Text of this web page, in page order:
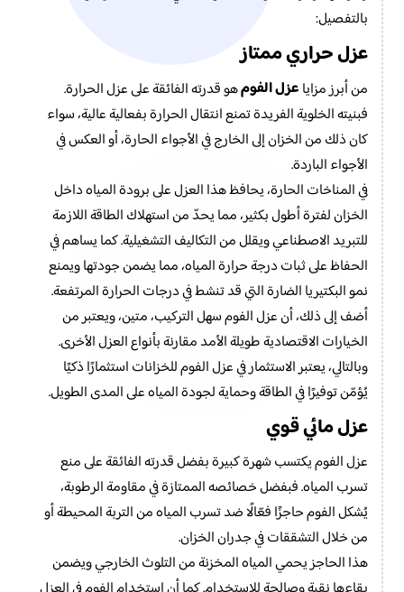
بالتفصيل:
عزل حراري ممتاز
من أبرز مزاياعزل الفومهو قدرته الفائقة على عزل الحرارة.
فبنيته الخلوية الفريدة تمنع انتقال الحرارة بفعالية عالية، سواء
كان ذلك من الخزان إلى الخارج في الأجواء الحارة، أو العكس في
الأجواء الباردة.
في المناخات الحارة، يحافظ هذا العزل على برودة المياه داخل
الخزان لفترة أطول بكثير، مما يحدّ من استهلاك الطاقة اللازمة
للتبريد الاصطناعي ويقلل من التكاليف التشغيلية. كما يساهم في
الحفاظ على ثبات درجة حرارة المياه، مما يضمن جودتها ويمنع
نمو البكتيريا الضارة التي قد تنشط في درجات الحرارة المرتفعة.
أضف إلى ذلك، أن عزل الفوم سهل التركيب، متين، ويعتبر من
الخيارات الاقتصادية طويلة الأمد مقارنة بأنواع العزل الأخرى.
وبالتالي، يعتبر الاستثمار في عزل الفوم للخزانات استثمارًا ذكيًا
يُؤمّن توفيرًا في الطاقة وحماية لجودة المياه على المدى الطويل.
عزل مائي قوي
عزل الفوم يكتسب شهرة كبيرة بفضل قدرته الفائقة على منع
تسرب المياه. فبفضل خصائصه الممتازة في مقاومة الرطوبة،
يُشكل الفوم حاجزًا فعّالًا ضد تسرب المياه من التربة المحيطة أو
من خلال التشققات في جدران الخزان.
هذا الحاجز يحمي المياه المخزنة من التلوث الخارجي ويضمن